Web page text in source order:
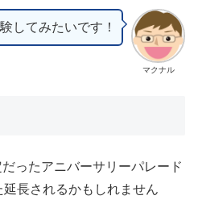
マクナル
してみたいです！
ったアニバーサリーパレード
長されるかもしれません